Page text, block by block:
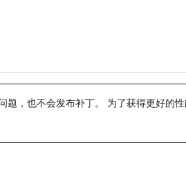
题，也不会发布补丁。 为了获得更好的